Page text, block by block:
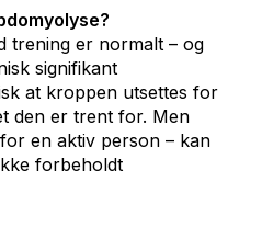
trening er normalt – og
signifikant
at kroppen utsettes for
den er trent for. Men
en aktiv person – kan
forbeholdt